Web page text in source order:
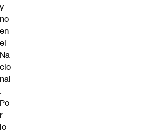
y
no
en
el
Na
cio
nal
.
Po
r
lo